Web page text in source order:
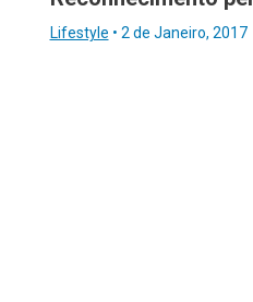
Lifestyle • 2 de Janeiro, 2017